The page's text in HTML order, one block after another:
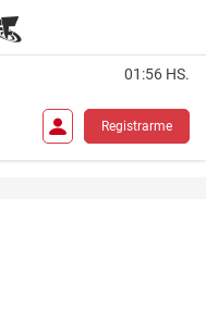
01:56 HS.
Registrarme